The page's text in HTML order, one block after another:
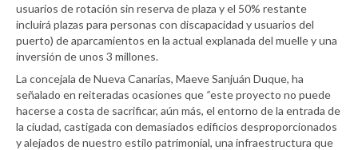
usuarios de rotación sin reserva de plaza y el 50% restante
incluirá plazas para personas con discapacidad y usuarios del
puerto) de aparcamientos en la actual explanada del muelle y una
inversión de unos 3 millones.
La concejala de Nueva Canarias, Maeve Sanjuán Duque, ha
señalado en reiteradas ocasiones que “este proyecto no puede
hacerse a costa de sacrificar, aún más, el entorno de la entrada de
la ciudad, castigada con demasiados edificios desproporcionados
y alejados de nuestro estilo patrimonial, una infraestructura que